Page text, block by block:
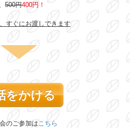
500円400円！
すぐにお渡しできます
をかける
のご参加はこちら